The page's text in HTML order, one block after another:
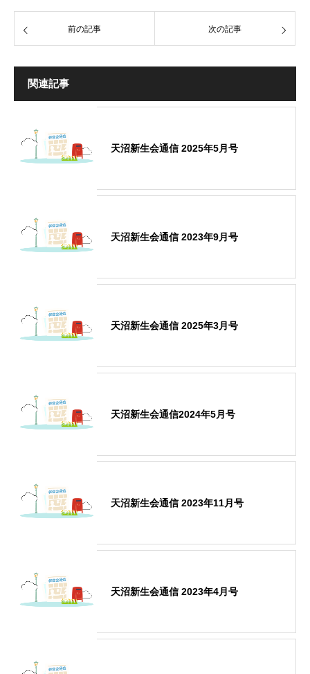
前の記事 次の記事
関連記事
天沼新生会通信 2025年5月号
天沼新生会通信 2023年9月号
天沼新生会通信 2025年3月号
天沼新生会通信2024年5月号
天沼新生会通信 2023年11月号
天沼新生会通信 2023年4月号